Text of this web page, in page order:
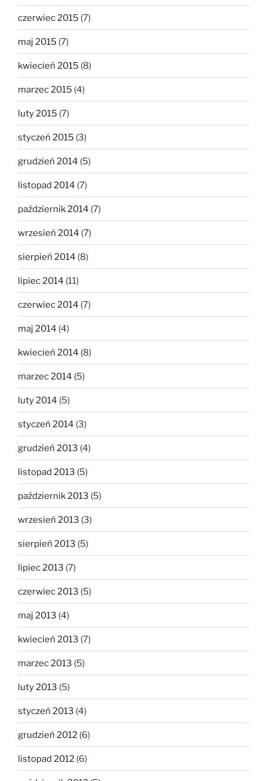
czerwiec 2015 (7)
maj 2015 (7)
kwiecień 2015 (8)
marzec 2015 (4)
luty 2015 (7)
styczeń 2015 (3)
grudzień 2014 (5)
listopad 2014 (7)
październik 2014 (7)
wrzesień 2014 (7)
sierpień 2014 (8)
lipiec 2014 (11)
czerwiec 2014 (7)
maj 2014 (4)
kwiecień 2014 (8)
marzec 2014 (5)
luty 2014 (5)
styczeń 2014 (3)
grudzień 2013 (4)
listopad 2013 (5)
październik 2013 (5)
wrzesień 2013 (3)
sierpień 2013 (5)
lipiec 2013 (7)
czerwiec 2013 (5)
maj 2013 (4)
kwiecień 2013 (7)
marzec 2013 (5)
luty 2013 (5)
styczeń 2013 (4)
grudzień 2012 (6)
listopad 2012 (6)